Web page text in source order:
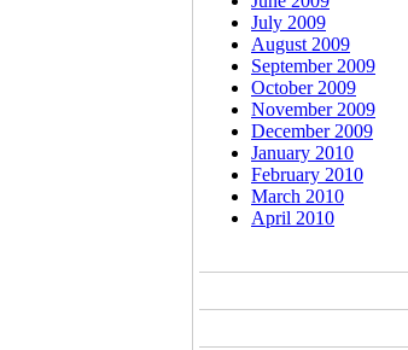
July 2009
August 2009
September 2009
October 2009
November 2009
December 2009
January 2010
February 2010
March 2010
April 2010